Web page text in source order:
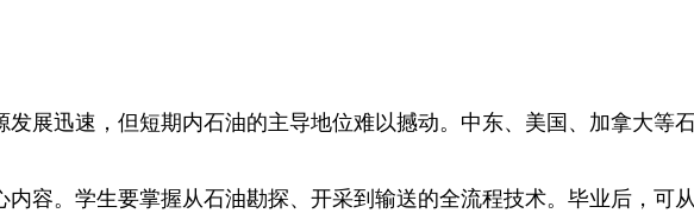
展迅速，但短期内石油的主导地位难以撼动。中东、美国、加拿大等
容。学生要掌握从石油勘探、开采到输送的全流程技术。毕业后，可